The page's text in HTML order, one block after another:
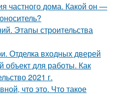
частного дома. Какой он —
Этапы строительства
Отделка входных дверей
объект для работы. Как
2021 г.
что это. Что такое